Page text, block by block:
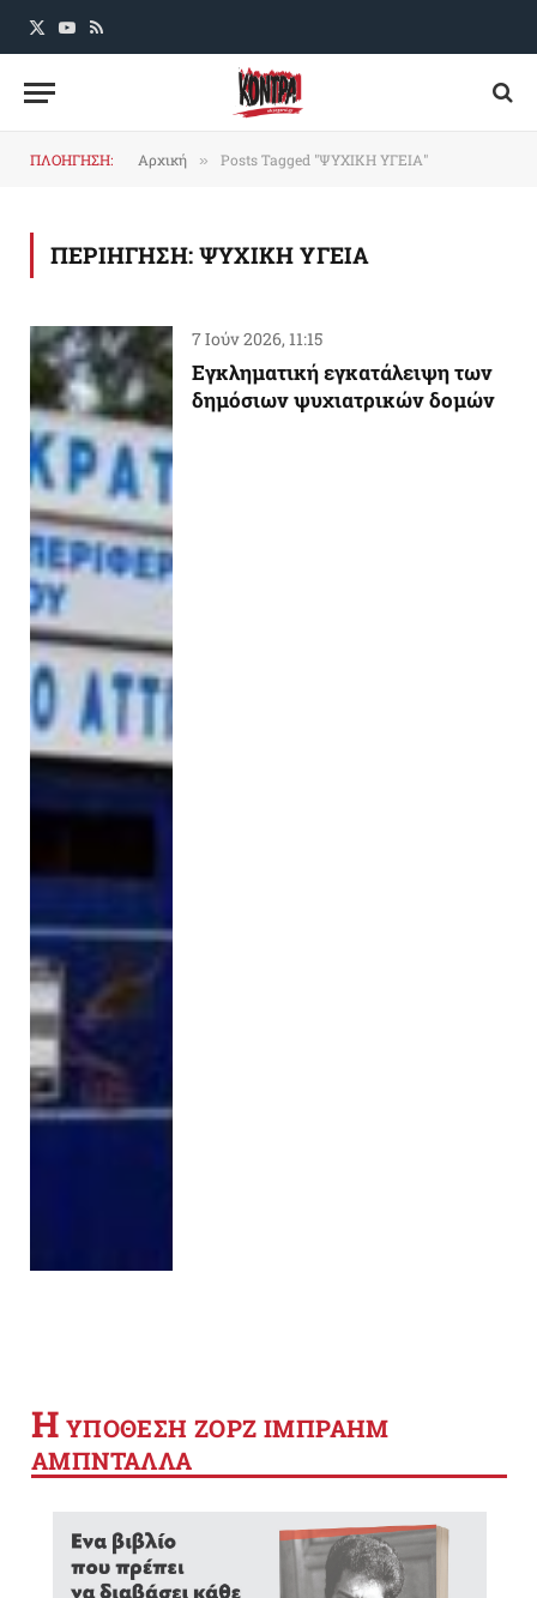
X
YouTube
RSS
ΠΛΟΗΓΗΣΗ: Αρχική » Posts Tagged "ΨΥΧΙΚΗ ΥΓΕΙΑ"
ΠΕΡΙΗΓΗΣΗ:ΨΥΧΙΚΗ ΥΓΕΙΑ
7 Ιούν 2026, 11:15
Εγκληματική εγκατάλειψη των
δημόσιων ψυχιατρικών δομών
Η YΠΟΘΕΣΗ ΖΟΡΖ ΙΜΠΡΑΗΜ
ΑΜΠΝΤΑΛΛΑ